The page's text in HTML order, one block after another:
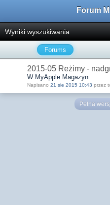
Forum
Wyniki wyszukiwania
Forums
2015-05 Reżimy -
W MyApple Magazyn
Napisano 21 sie 2015 10:43 przez
Pełna